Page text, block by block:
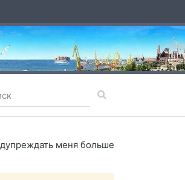
меня больше